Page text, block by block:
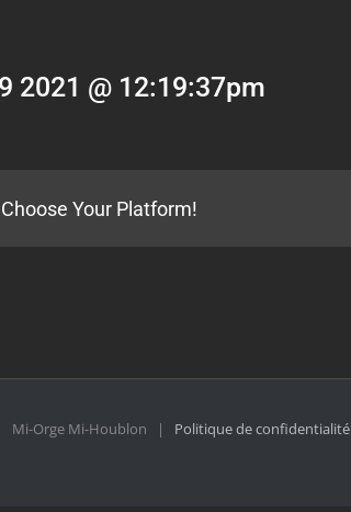
2021 @ 12:19:37pm
Your Platform!
Mi-Orge Mi-Houblon | Politique de confidentialité